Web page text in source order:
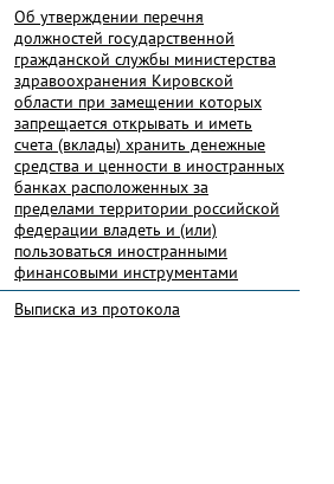
Об утверждении перечня
должностей государственной
гражданской службы министерства
здравоохранения Кировской
области при замещении которых
запрещается открывать и иметь
счета (вклады) хранить денежные
средства и ценности в иностранных
банках расположенных за
пределами территории российской
федерации владеть и (или)
пользоваться иностранными
финансовыми инструментами
Выписка из протокола